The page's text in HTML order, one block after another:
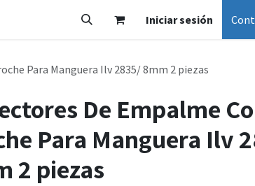
Iniciar sesión
Para Manguera Ilv 2835/ 8mm 2 piezas
De Empalme
Para Manguera Ilv
2 piezas